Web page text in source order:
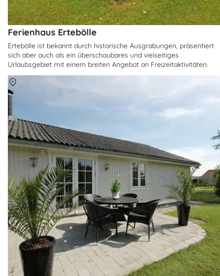
Ferienhaus Ertebölle
Ertebölle ist bekannt durch historische Ausgrabungen, präsentiert
sich aber auch als ein überschaubares und vielseitiges
Urlaubsgebiet mit einem breiten Angebot an Freizeitaktivitäten.